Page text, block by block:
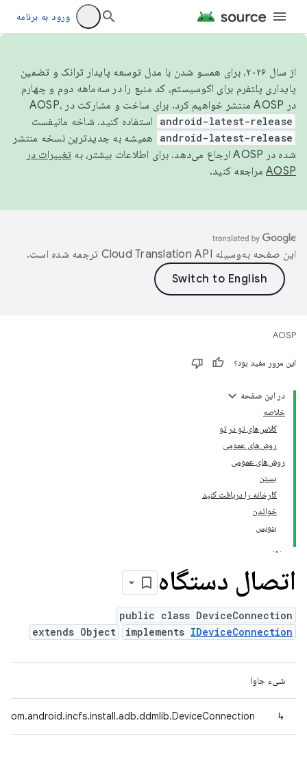
ورود به برنامه
از سال ۲۰۲۶، برای همسو شدن با مدل توسعه پایدار ترانک و تضمین
پایداری پلتفرم برای اکوسیستم، کد منبع را در سه‌ماهه دوم و چهارم
در AOSP منتشر خواهیم کرد. برای ساخت و مشارکت در AOSP،
android-latest-release استفاده کنید. شاخه مانیفست
android-latest-release
همیشه به جدیدترین نسخه منتشر
شده در AOSP ارجاع می‌دهد. برای اطلاعات بیشتر، به
تغییرات در
AOSP مراجعه کنید.
این صفحه به‌وسیله ترجمه شده است.
AOSP
این مرور مفید بود؟
در این صفحه
خلاصه
کلاس‌های تو در تو
روش‌های عمومی
روش‌های عمومی
بستن
کارخانه را دریافت کنید
خواندن
بنویس
اتصال دستگاه
public class DeviceConnection
extends Object
implements IDeviceConnection
شیء جاوا
↳
com.android.incfs.install.adb.ddmlib.DeviceConnection